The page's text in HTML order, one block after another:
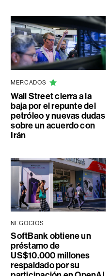
MERCADOS
Wall Street cierra a la
baja por el repunte del
petróleo y nuevas dudas
sobre un acuerdo con
Irán
NEGOCIOS
SoftBank obtiene un
préstamo de
US$10.000 millones
respaldado por su